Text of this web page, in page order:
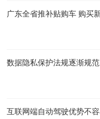
广东全省推补贴购车 购买
数据隐私保护法规逐渐规
互联网端自动驾驶优势不